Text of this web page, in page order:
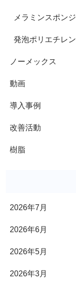
メラミンスポンジ
発泡ポリエチレン
ノーメックス
動画
導入事例
改善活動
樹脂
2026年7月
2026年6月
2026年5月
2026年3月